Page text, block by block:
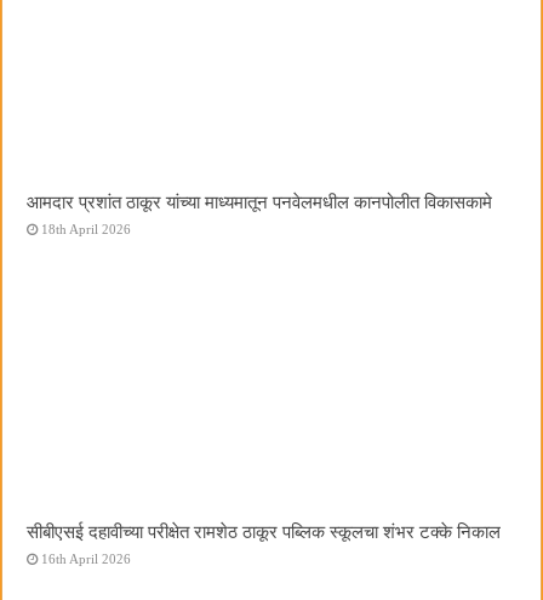
आमदार प्रशांत ठाकूर यांच्या माध्यमातून पनवेलमधील कानपोलीत विकासकामे
18th April 2026
सीबीएसई दहावीच्या परीक्षेत रामशेठ ठाकूर पब्लिक स्कूलचा शंभर टक्के निकाल
16th April 2026